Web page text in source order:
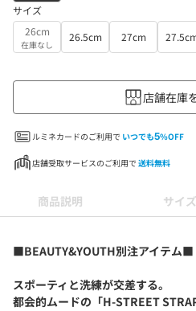
サイズ
26cm
在庫なし
26.5cm 27cm
店舗在庫
ルミネカードのご利用で いつでも5%OFF
店舗受取サービスのご利用で 送料無料
商品説明 サイズ
■BEAUTY&YOUTH別注アイテム■
スポーティと洗練が交差する。
都会的ムードの「H-STREET